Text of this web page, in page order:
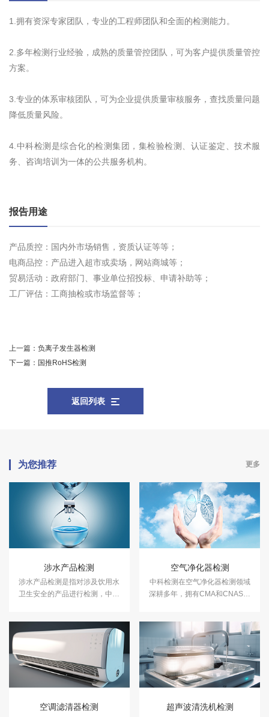
1.拥有资深专家团队，专业的工程师团队和全面的检测能力。
2.多年检测行业经验，成熟的质量管控团队，可为客户提供质量管控
方案。
3.专业的体系审核团队，可为企业提供质量审核服务，查找质量问题
降低质量风险。
4.中科检测是综合化的检测集团，集检验检测、认证鉴定、技术服
务、咨询培训为一体的公共服务机构。
报告用途
产品质控：国内外市场销售，资质认证等等；
电商品控：产品进入超市或卖场，网站商城等；
贸易活动：政府部门、事业单位招投标、申请补助等；
工厂评估：工商抽检或市场监督等；
上一篇： 负离子发生器检测
下一篇： 国推RoHS检测
返回列表
为您推荐 更多
涉水产品检测
涉水产品检测是指对涉及饮用水
卫生安全的产品进行检测，中科
力，欢迎咨询涉水批件办理流
程。
空气净化器检测
中科检测在空气净化器检测领域
深耕多年，拥有CMA和CNAS双
空调滤清器检测 超声波清洗机检测